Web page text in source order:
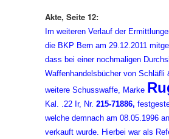
Akte, Seite 12:
Im weiteren Verlauf der
die BKP Bern am 29.12.2011
dass bei einer nochmaligen
Waffenhandelsbücher von Schläfli
weitere Schusswaffe, Marke
Kal. .22 Ir, Nr. 215-71886,
welche demnach am 08.05.1996 an
verkauft wurde. Hierbei war als